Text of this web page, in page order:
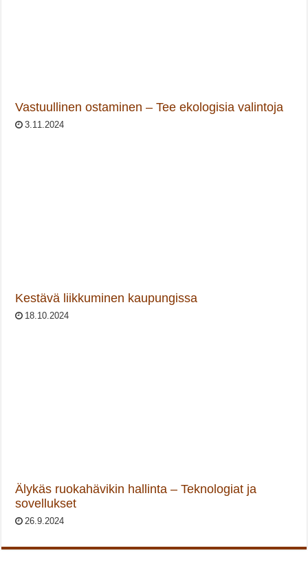
Vastuullinen ostaminen – Tee ekologisia valintoja
3.11.2024
Kestävä liikkuminen kaupungissa
18.10.2024
Älykäs ruokahävikin hallinta – Teknologiat ja
sovellukset
26.9.2024